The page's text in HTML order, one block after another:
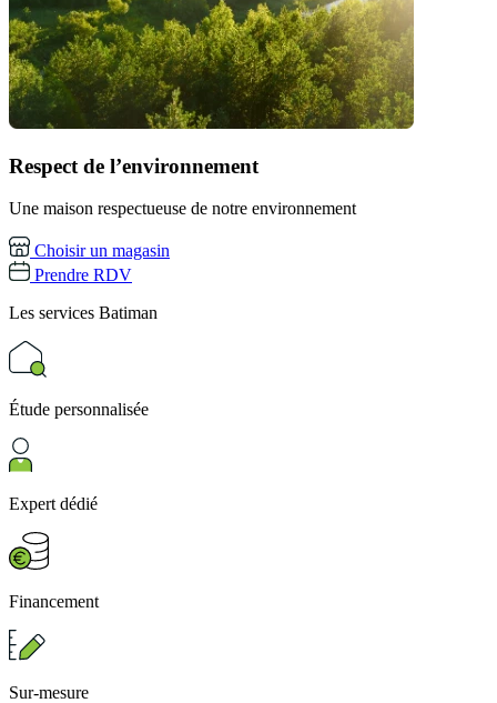
Respect de l’environnement
Une maison respectueuse de notre environnement
Choisir un magasin
Prendre RDV
Les services Batiman
Étude personnalisée
Expert dédié
Financement
Sur-mesure